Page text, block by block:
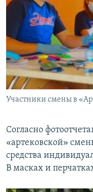
Участники смены в
Согласно
«артековской»
средства
В масках и